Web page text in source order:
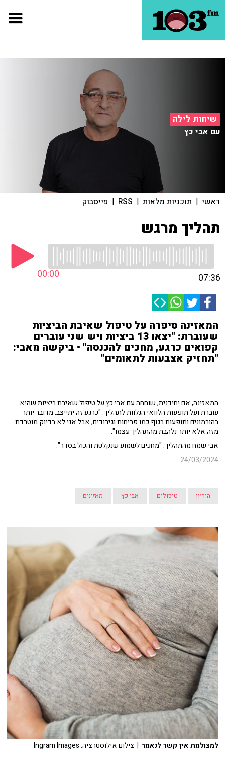
שיחות לילה
עם אבי כץ
ראשי | תוכניות מלאות |
RSS
| פייסבוק
תהליך מרגש
00:00 07:36
המאזינה סיפרה על טיפול שאיבת הביציות
שעוברת: "יצאו 13 ביציות ויש שני עוברים
קפואים כרגע, מחכים להכנסה" • ביקשה מאבי:
"תחזיק אצבעות לתאומים"
המאזינה, אם יחידנית, שוחחה עם אבי כץ על טיפול שאיבת ביציות שהיא
עוברת ועל תופעות הלוואי הנלוות לתהליך: "כרגע זה יתייצב. מדובר יותר
בהורמונים ותופעות בגוף כמו פריחות וגירודים, אבל אני לא בדיוק מוטרדת
מזה אלא יותר נלהבת מהתהליך עצמו".
אבי שמח מהתהליך: "מחכים לשמוע שנקלטת והכול בסדר".
24/03/2024
היריון טיפולים אבי כץ מאזינים
למצולמת אין קשר לנאמר | צילום אילוסטרציה: Ingram Images